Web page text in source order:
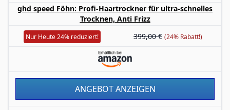
ghd speed Föhn: Profi-Haartrockner für ultra-schnelles
Trocknen, Anti Frizz
Nur Heute 24% reduziert! 399,00 € (24% Rabatt!)
ANGEBOT ANZEIGEN